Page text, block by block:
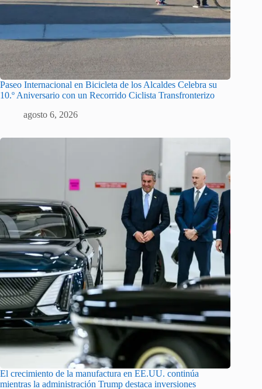
Paseo Internacional en Bicicleta de los Alcaldes Celebra su
10.º Aniversario con un Recorrido Ciclista Transfronterizo
agosto 6, 2026
El crecimiento de la manufactura en EE.UU. continúa
mientras la administración Trump destaca inversiones